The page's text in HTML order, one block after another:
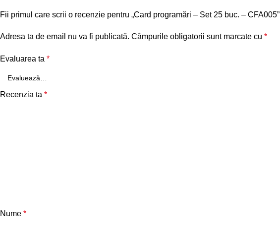
Fii primul care scrii o recenzie pentru „Card programări – Set 25 buc. – CFA005”
Adresa ta de email nu va fi publicată. Câmpurile obligatorii sunt marcate cu *
Evaluarea ta *
Recenzia ta *
Nume *